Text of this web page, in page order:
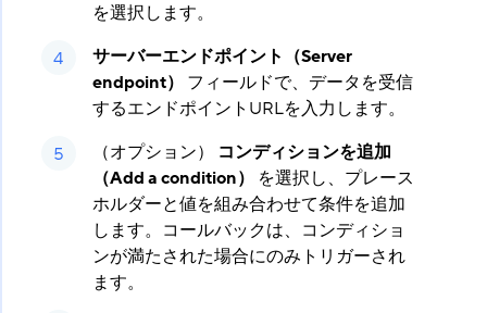
を選択します。
サーバーエンドポイント（Server
endpoint） ​ フィールドで、データを受信
するエンドポイントURLを入力します。
（オプション）
コンディションを追加
（Add a condition）
​ を選択し、プレース
ホルダーと値を組み合わせて条件を追加
します。コールバックは、コンディショ
ンが満たされた場合にのみトリガーされ
ます。